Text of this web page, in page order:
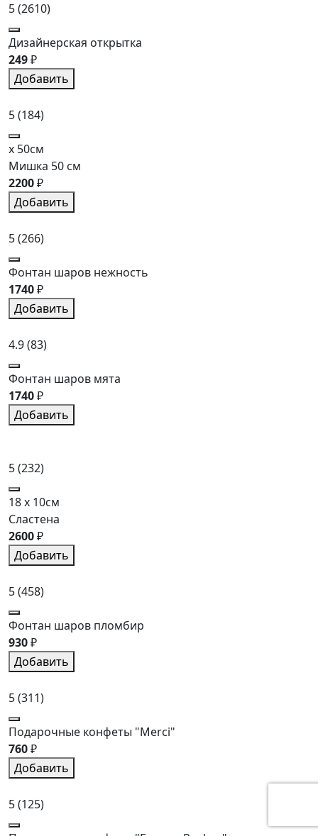
5(2610)
Дизайнерская открытка
249₽
Добавить
5(184)
x 50см
Мишка 50 см
2200₽
Добавить
5(266)
Фонтан шаров нежность
1740₽
Добавить
4.9(83)
Фонтан шаров мята
1740₽
Добавить
5(232)
18 x 10см
Сластена
2600₽
Добавить
5(458)
Фонтан шаров пломбир
930₽
Добавить
5(311)
Подарочные конфеты "Merci"
760₽
Добавить
5(125)